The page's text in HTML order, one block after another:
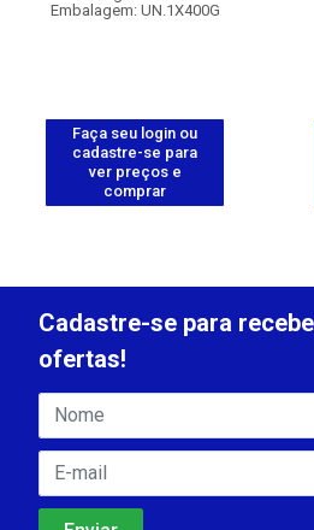
Embalagem: UN.1X400G
Faça seu login ou
cadastre-se para
ver preços e
comprar
Cadastre-se para
ofertas!